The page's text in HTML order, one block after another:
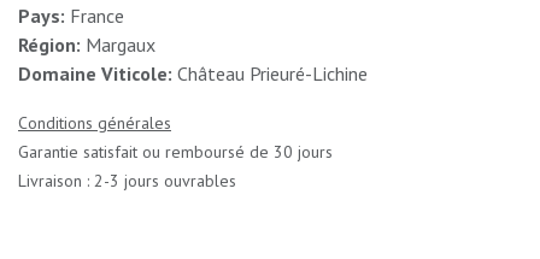
Pays: France
Région: Margaux
Domaine Viticole: Château Prieuré-Lichine
Conditions générales
Garantie satisfait ou remboursé de 30 jours
Livraison : 2-3 jours ouvrables